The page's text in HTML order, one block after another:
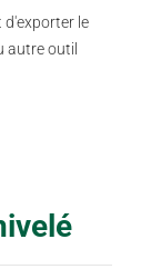
d'exporter le
autre outil